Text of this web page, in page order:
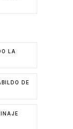
LA
DE